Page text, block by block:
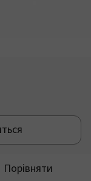
Порівняти